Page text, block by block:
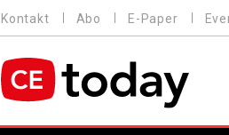
Kontakt Abo E-Paper